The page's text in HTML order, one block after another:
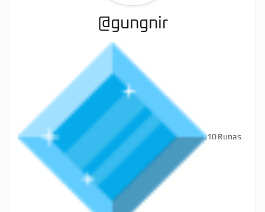
@gungnir
10Runas